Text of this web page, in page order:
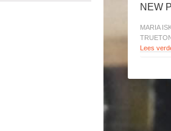
NEW
MARIA
Lees